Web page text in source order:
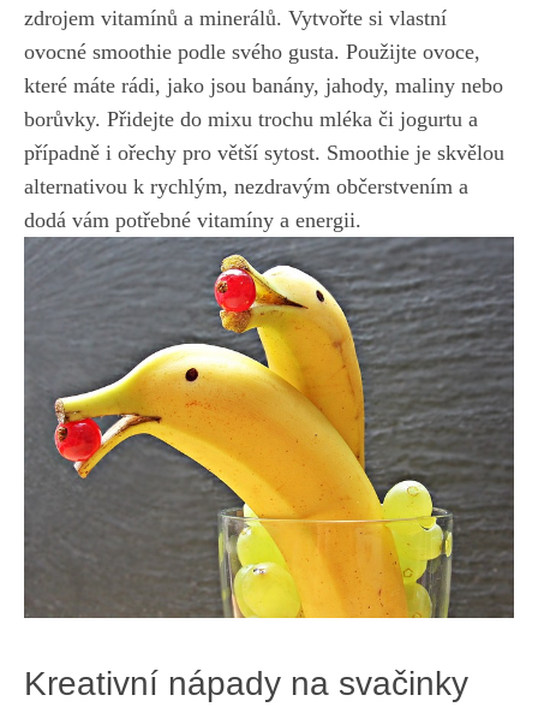
zdrojem vitamínů a minerálů. Vytvořte si vlastní
ovocné smoothie podle svého gusta. Použijte ovoce,
které máte rádi, jako jsou banány, jahody, maliny nebo
borůvky. Přidejte do mixu trochu mléka či jogurtu a
případně i ořechy pro větší sytost. Smoothie je skvělou
alternativou k rychlým, nezdravým občerstvením a
dodá vám potřebné vitamíny a energii.
Kreativní nápady na svačinky